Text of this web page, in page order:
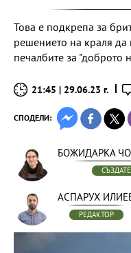
Това е подкрепа за
решението на краля
печалбите за
21:45 | 29.06.23 г.
СПОДЕЛИ:
БОЖИДАРКА
АСПАРУХ
РЕДАКТОР